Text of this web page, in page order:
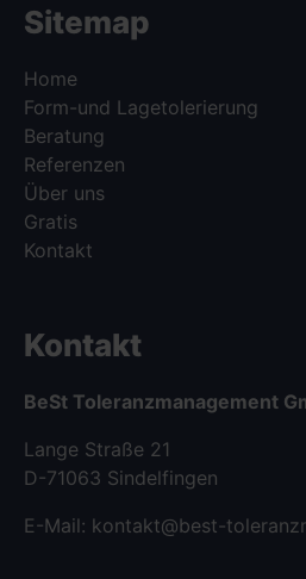
Sitemap
Navigation
überspringen
Home
Form-und Lagetolerierung
Beratung
Referenzen
Über uns
Gratis
Kontakt
Kontakt
BeSt Toleranzmanagement
Lange Straße 21
D-71063 Sindelfingen
E-Mail: kontakt@best-